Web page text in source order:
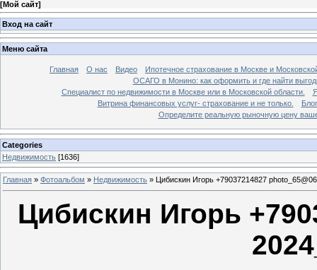
[Мой сайт]
Вход на сайт
Меню сайта
Главная О нас Видео
Ипотечное страхование в Москве и
ОСАГО в Монино: как оформить и где найти
Специалист по недвижимости в Москве или в Московской области.
Витрина финансовых услуг- страхование и не только.
Блог
Определите реальную рыночную цену
Categories
Недвижимость [1636]
Главная » Фотоальбом » Недвижимость » Цибискин Игорь +79037214827
Цибискин Игорь